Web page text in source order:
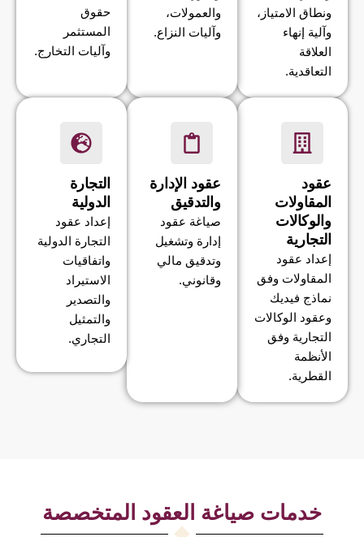
ونطاق الامتياز،
وآلية إنهاء
العلاقة
التعاقدية.
والعمولات،
وآليات النزاع.
حقوق
المستثمر
وآليات التخارج.
عقود
المقاولات
والوكالات
التجارية
إعداد عقود
المقاولات وفق
نماذج فيديك
وعقود الوكالات
التجارية وفق
الأنظمة
القطرية.
عقود الإدارة
والتدقيق
صياغة عقود
إدارة وتشغيل
وتدقيق مالي
وقانوني.
التجارة
الدولية
إعداد عقود
التجارة الدولية
واتفاقيات
الاستيراد
والتصدير
والتمثيل
التجاري.
خدمات صياغة العقود المتخصصة